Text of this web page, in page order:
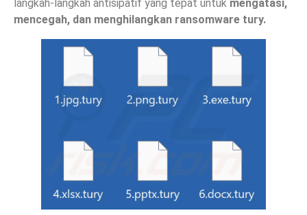
langkah-langkah antisipatif yang tepat untuk mengatasi,
mencegah, dan menghilangkan ransomware tury.